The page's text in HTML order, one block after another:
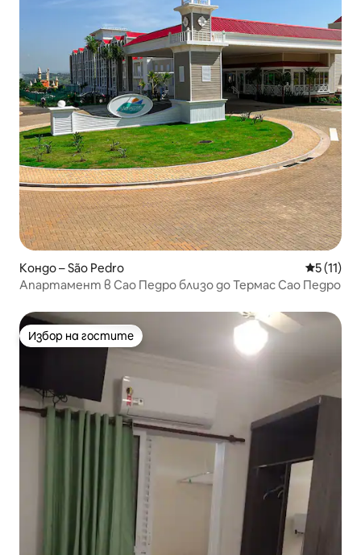
Кондо – São Pedro Средна
5 (11)
Апартамент в Сао Педро близо до Термас Сао Педро
Избор на гостите
Избор на гостите